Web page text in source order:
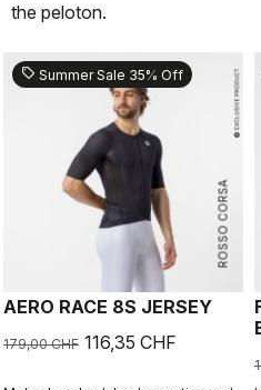
the peloton.
ROSSO CORSA
sell Summer Sale 35% Off
AERO RACE 8S JERSEY
179,00 CHF 116,35 CHF